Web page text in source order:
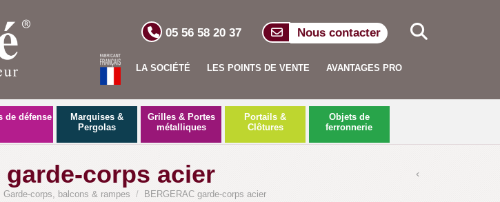
05 56 58 20 37 Nous contacter
AVANTAGES PRO
LES POINTS DE VENTE
LA SOCIÉTÉ
de défense
Marquises &
Pergolas
Grilles & Portes
métalliques
Portails &
Clôtures
Objets de
ferronnerie
garde-corps acier
Garde-corps, balcons & rampes / BERGERAC garde-corps acier